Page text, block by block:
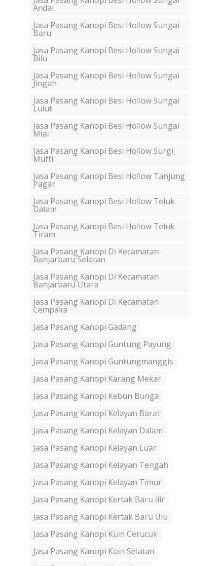
Andai
Jasa Pasang Kanopi Besi Hollow Sungai
Baru
Jasa Pasang Kanopi Besi Hollow Sungai
Bilu
Jasa Pasang Kanopi Besi Hollow Sungai
Jingah
Jasa Pasang Kanopi Besi Hollow Sungai
Lulut
Jasa Pasang Kanopi Besi Hollow Sungai
Miai
Jasa Pasang Kanopi Besi Hollow Surgi
Mufti
Jasa Pasang Kanopi Besi Hollow Tanjung
Pagar
Jasa Pasang Kanopi Besi Hollow Teluk
Dalam
Jasa Pasang Kanopi Besi Hollow Teluk
Tiram
Jasa Pasang Kanopi Di Kecamatan
Banjarbaru Selatan
Jasa Pasang Kanopi Di Kecamatan
Banjarbaru Utara
Jasa Pasang Kanopi Di Kecamatan
Cempaka
Jasa Pasang Kanopi Gadang
Jasa Pasang Kanopi Guntung Payung
Jasa Pasang Kanopi Guntungmanggis
Jasa Pasang Kanopi Karang Mekar
Jasa Pasang Kanopi Kebun Bunga
Jasa Pasang Kanopi Kelayan Barat
Jasa Pasang Kanopi Kelayan Dalam
Jasa Pasang Kanopi Kelayan Luar
Jasa Pasang Kanopi Kelayan Tengah
Jasa Pasang Kanopi Kelayan Timur
Jasa Pasang Kanopi Kertak Baru Ilir
Jasa Pasang Kanopi Kertak Baru Ulu
Jasa Pasang Kanopi Kuin Cerucuk
Jasa Pasang Kanopi Kuin Selatan